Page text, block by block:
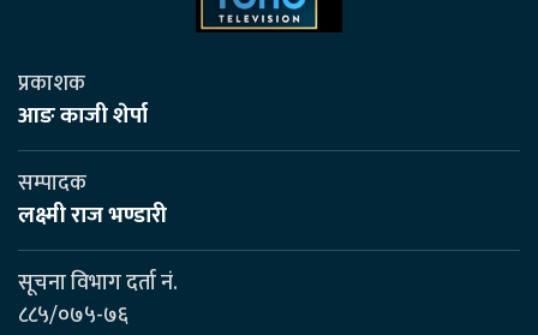
प्रकाशक
आङ काजी शेर्पा
सम्पादक
लक्ष्मी राज भण्डारी
सूचना विभाग दर्ता नं.
८८५/०७५-७६